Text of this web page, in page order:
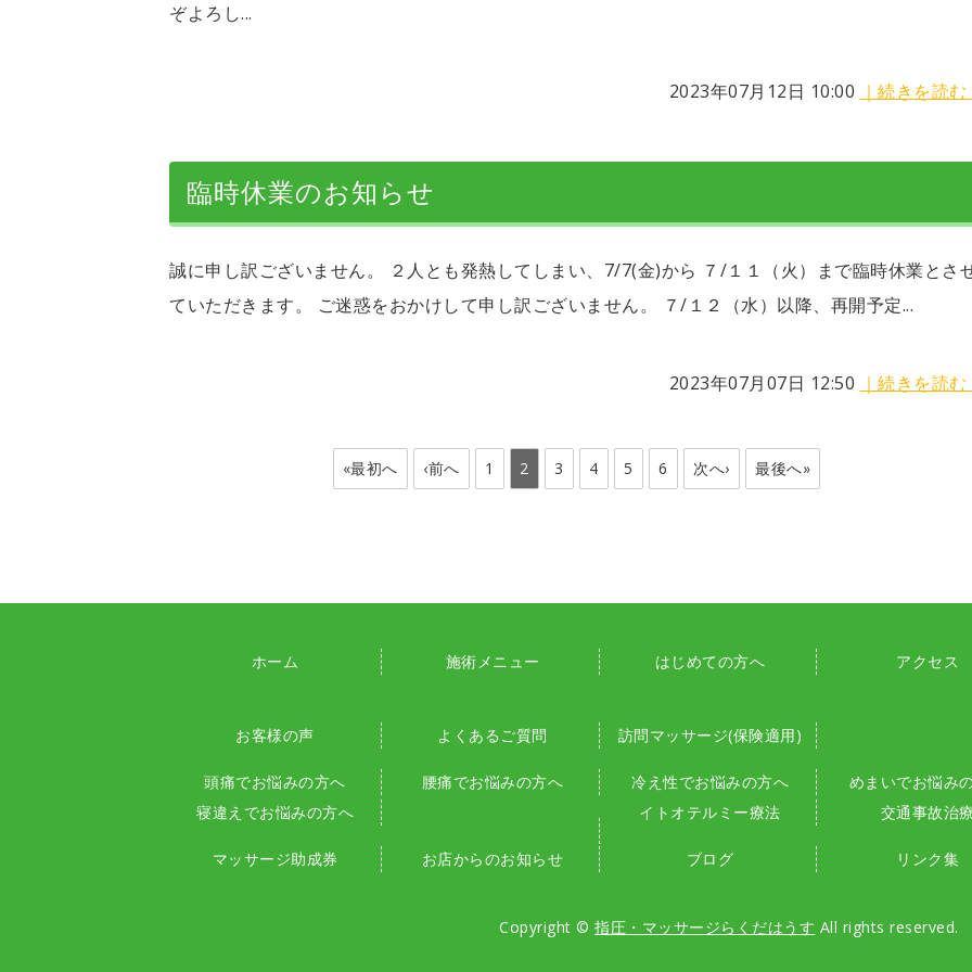
ぞよろし...
2023年07月12日 10:00 ｜続きを読む
臨時休業のお知らせ
誠に申し訳ございません。 ２人とも発熱してしまい、7/7(金)から ７/１１（火）まで臨時休業とさ
ていただきます。 ご迷惑をおかけして申し訳ございません。 ７/１２（水）以降、再開予定...
2023年07月07日 12:50 ｜続きを読む
«最初へ ‹前へ 1 2 3 4 5 6 次へ› 最後へ»
ホーム 施術メニュー はじめての方へ アクセス
お客様の声 よくあるご質問 訪問マッサージ(保険適用)
頭痛でお悩みの方へ 腰痛でお悩みの方へ 冷え性でお悩みの方へ めまいでお悩み
寝違えでお悩みの方へ
イトオテルミー療法 交通事故治療
マッサージ助成券 お店からのお知らせ ブログ リンク集
Copyright ©指圧・マッサージらくだはうす All rights reserved.